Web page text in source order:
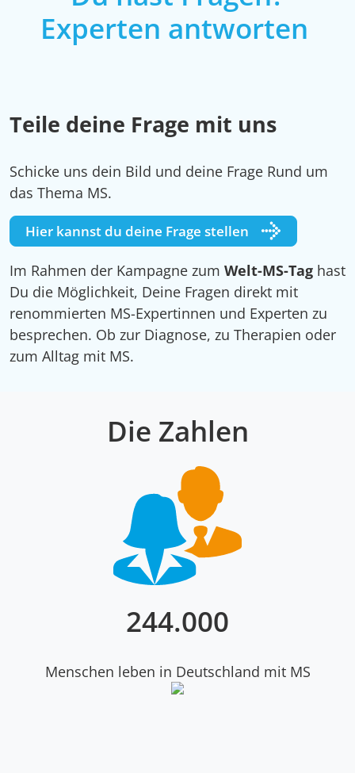
Experten antworten
Teile deine Frage mit uns
Schicke uns dein Bild und deine Frage Rund um
das Thema MS.
Hier kannst du deine Frage stellen
Im Rahmen der Kampagne zum Welt-MS-Tag hast
Du die Möglichkeit, Deine Fragen direkt mit
renommierten MS-Expertinnen und Experten zu
besprechen. Ob zur Diagnose, zu Therapien oder
zum Alltag mit MS.
Die Zahlen
280.000
Menschen leben in Deutschland mit MS